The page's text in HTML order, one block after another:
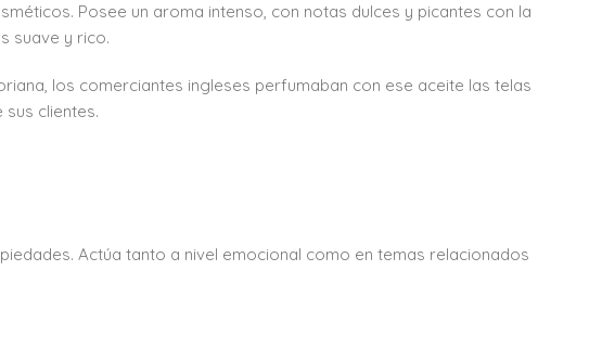
Posee un aroma intenso, con notas dulces y picantes con la
suave y rico.
los comerciantes ingleses perfumaban con ese aceite las telas
clientes.
Actúa tanto a nivel emocional como en temas relacionados